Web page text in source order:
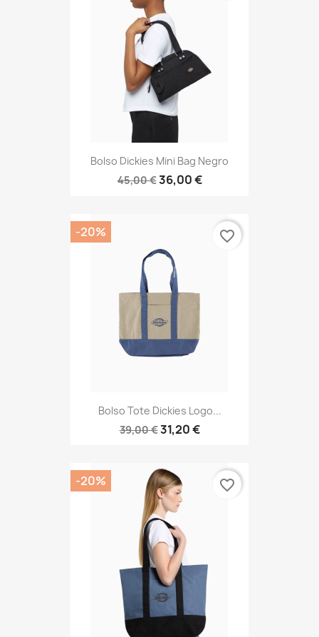
Bolso Dickies Mini Bag Negro
45,00 €36,00 €
Bolso Tote Dickies Logo...
39,00 €31,20 €
-20% favorite_border
-20% favorite_border